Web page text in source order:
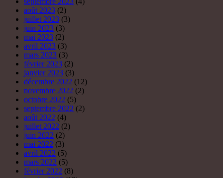
août 2023 (2)
juillet 2023 (3)
juin 2023 (3)
mai 2023 (2)
avril 2023 (3)
mars 2023 (3)
février 2023 (2)
janvier 2023 (3)
décembre 2022 (12)
novembre 2022 (2)
octobre 2022 (5)
septembre 2022 (2)
août 2022 (4)
juillet 2022 (2)
juin 2022 (2)
mai 2022 (3)
avril 2022 (5)
mars 2022 (5)
février 2022 (8)